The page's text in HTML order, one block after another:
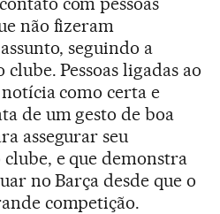
não fizeram
seguindo a
Pessoas ligadas ao
como certa e
de um gesto de boa
assegurar seu
e que demonstra
no Barça desde que o
competição.